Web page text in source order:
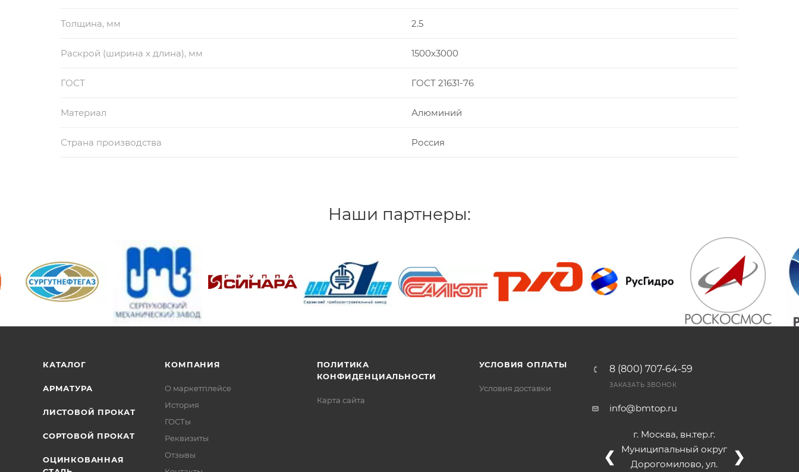
Толщина, мм 2.5
Раскрой (ширина х длина), мм 1500х3000
ГОСТ ГОСТ 21631-76
Материал Алюминий
Страна производства Россия
Наши партнеры:
КАТАЛОГ
АРМАТУРА
ЛИСТОВОЙ ПРОКАТ
СОРТОВОЙ ПРОКАТ
ОЦИНКОВАННАЯ
КОМПАНИЯ
О маркетплейсе
История
ГОСТы
Реквизиты
Отзывы
ПОЛИТИКА
КОНФИДЕНЦИАЛЬНОСТИ
Карта сайта
УСЛОВИЯ ОПЛАТЫ
Условия доставки
8 (800) 707-64-59
ЗАКАЗАТЬ ЗВОНОК
info@bmtop.ru
г. Москва, вн.тер.г.
Муниципальный округ
Дорогомилово, ул.
❮ ❯